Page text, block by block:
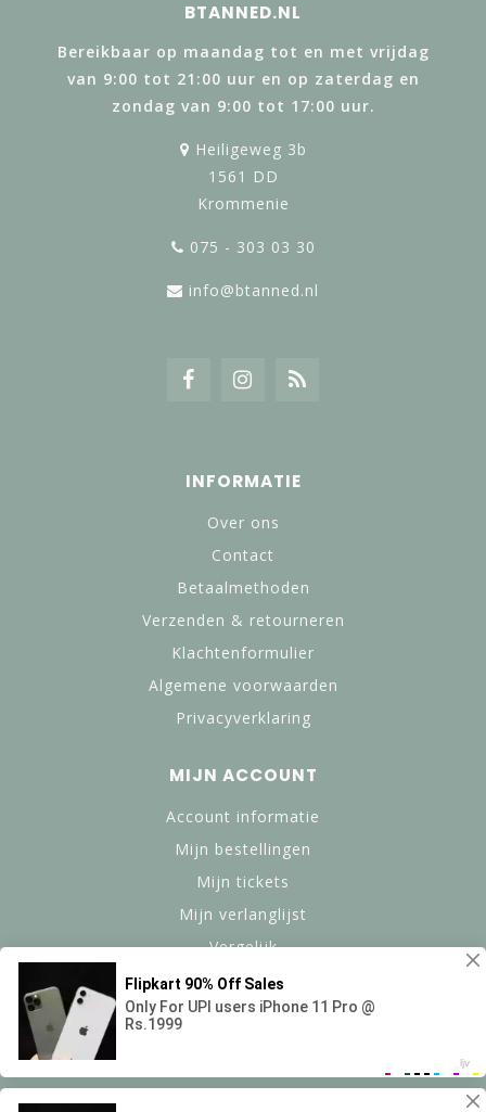
BTANNED.NL
Bereikbaar op maandag tot en met vrijdag
van 9:00 tot 21:00 uur en op zaterdag en
zondag van 9:00 tot 17:00 uur.
Heiligeweg 3b
1561 DD
Krommenie
075 - 303 03 30
info@btanned.nl
INFORMATIE
Over ons
Contact
Betaalmethoden
Verzenden & retourneren
Klachtenformulier
Algemene voorwaarden
Privacyverklaring
MIJN ACCOUNT
Account informatie
Mijn bestellingen
Mijn tickets
Mijn verlanglijst
Vergelijk
Alle producten